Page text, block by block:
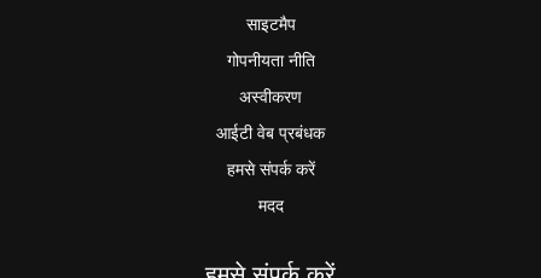
साइटमैप
गोपनीयता नीति
अस्वीकरण
आईटी वेब प्रबंधक
हमसे संपर्क करें
मदद